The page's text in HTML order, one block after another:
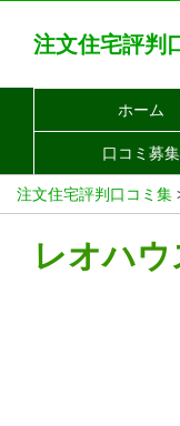
注文住宅評判
ホーム
口コミ募集
注文住宅評判口コミ集
レオハ